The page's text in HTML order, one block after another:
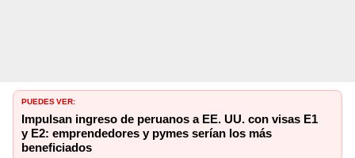
PUEDES VER:
Impulsan ingreso de peruanos a EE. UU. con visas E1
y E2: emprendedores y pymes serían los más
beneficiados